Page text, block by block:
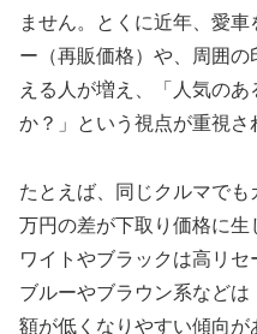
ません。とくに近年、愛
ー（再販価格）や、周囲
える人が増え、「人気の
か？」という視点が重視さ
たとえば、同じクルマで
万円の差が下取り価格に
ワイトやブラックは高リ
ブルーやブラウン系など
額が低くなりやすい傾向が